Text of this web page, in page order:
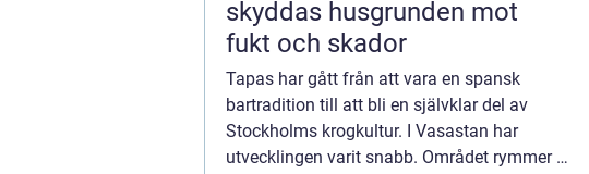
skyddas husgrunden mot
fukt och skador
Tapas har gått från att vara en spansk
bartradition till att bli en självklar del av
Stockholms krogkultur. I Vasastan har
utvecklingen varit snabb. Området rymmer i